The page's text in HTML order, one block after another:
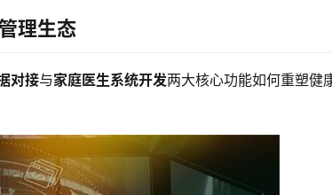
理生态
对接与家庭医生系统开发两大核心功能如何重塑健